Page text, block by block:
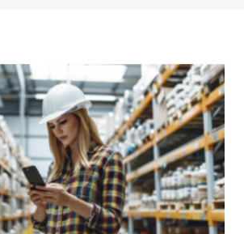
nombre, correo electrónico y web en
para la próxima vez que